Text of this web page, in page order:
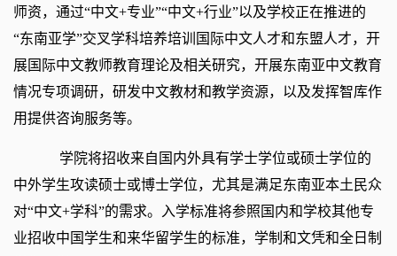
师资，通过“中文+专业”“中文+行业”以及学校正在推进的
“东南亚学”交叉学科培养培训国际中文人才和东盟人才，开
展国际中文教师教育理论及相关研究，开展东南亚中文教育
情况专项调研，研发中文教材和教学资源，以及发挥智库作
用提供咨询服务等。
学院将招收来自国内外具有学士学位或硕士学位的
中外学生攻读硕士或博士学位，尤其是满足东南亚本土民众
对“中文+学科”的需求。入学标准将参照国内和学校其他专
业招收中国学生和来华留学生的标准，学制和文凭和全日制